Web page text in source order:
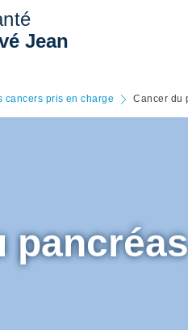
Jean
cancers pris en charge Cancer du
pancréas